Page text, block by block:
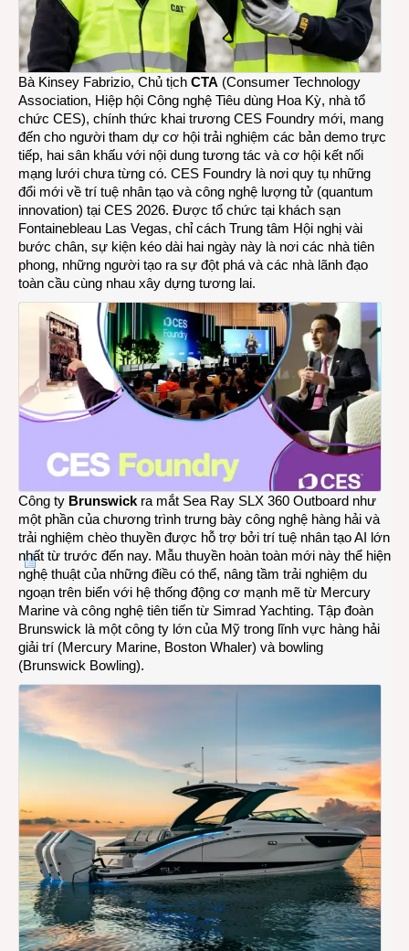
Bà Kinsey Fabrizio, Chủ tịch CTA (Consumer Technology
Association, Hiệp hội Công nghệ Tiêu dùng Hoa Kỳ, nhà tổ
chức CES), chính thức khai trương CES Foundry mới, mang
đến cho người tham dự cơ hội trải nghiệm các bản demo trực
tiếp, hai sân khấu với nội dung tương tác và cơ hội kết nối
mạng lưới chưa từng có. CES Foundry là nơi quy tụ những
đổi mới về trí tuệ nhân tạo và công nghệ lượng tử (quantum
innovation) tại CES 2026. Được tổ chức tại khách sạn
Fontainebleau Las Vegas, chỉ cách Trung tâm Hội nghị vài
bước chân, sự kiện kéo dài hai ngày này là nơi các nhà tiên
phong, những người tạo ra sự đột phá và các nhà lãnh đạo
toàn cầu cùng nhau xây dựng tương lai.
Công ty Brunswick ra mắt Sea Ray SLX 360 Outboard như
một phần của chương trình trưng bày công nghệ hàng hải và
trải nghiệm chèo thuyền được hỗ trợ bởi trí tuệ nhân tạo AI lớn
nhất từ ​​trước đến nay. Mẫu thuyền hoàn toàn mới này thể hiện
nghệ thuật của những điều có thể, nâng tầm trải nghiệm du
ngoạn trên biển với hệ thống động cơ mạnh mẽ từ Mercury
Marine và công nghệ tiên tiến từ Simrad Yachting. Tập đoàn
Brunswick là một công ty lớn của Mỹ trong lĩnh vực hàng hải
giải trí (Mercury Marine, Boston Whaler) và bowling
(Brunswick Bowling).